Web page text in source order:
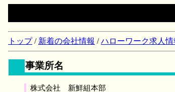
トップ/ 新着の会社情報 /ハローワーク求人情
事業所名
株式会社 新鮮組本部